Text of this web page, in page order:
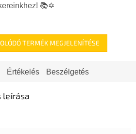
📚✡️
TERMÉK MEGJELENÍTÉSE
Értékelés Beszélgetés
leírása